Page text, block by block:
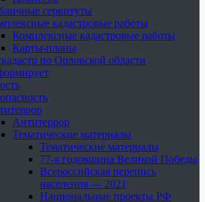
сервитуты
кадастровые работы
Комплексные кадастровые работы
Карты-планы
по Орловской области
Антитеррор
Тематические материалы
Тематические материалы
77-я годовщина Великой Победы
Всероссийская перепись
населения — 2021
Национальные проекты РФ